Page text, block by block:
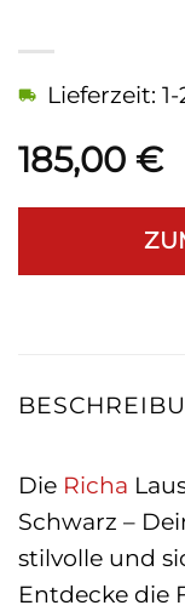
185,00 €
Lieferzeit:
Die Richa
Schwarz –
stilvolle und
Entdecke die